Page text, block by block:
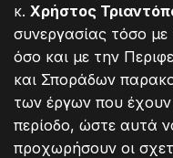
κ. Χρήστος
συνεργασίας τόσο
όσο και με την
και Σποράδων
των έργων που έχουν
περίοδο, ώστε αυτά
προχωρήσουν οι